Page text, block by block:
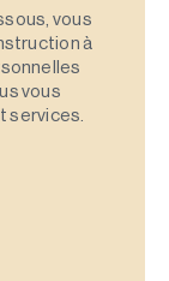
vous
à
vous
services.